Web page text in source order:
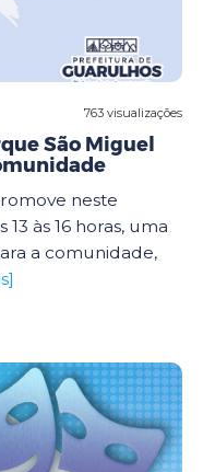
763 visualizações
São Miguel
neste
às 16 horas, uma
a comunidade,